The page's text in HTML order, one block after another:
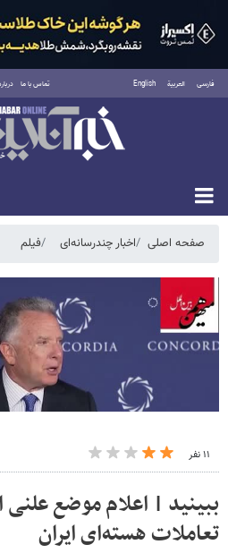
فارسی العربية English تماس با ما
جمعه ۱۶ مرداد ۱۴۰۵
صفحه اصلی اخبار چندرسانه‌ای فیلم
۱۱ نفر
ببینید | اعلام موضع علنی
تعاملات هسته‌ای ایران